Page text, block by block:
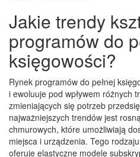
Jakie trendy
programów do
księgowości?
Rynek programów do pełnej
i ewoluuje pod wpływem różnych
zmieniających się potrzeb
najważniejszych trendów jest
chmurowych, które umożliwiają
miejsca i urządzenia. Tego
oferuje elastyczne modele